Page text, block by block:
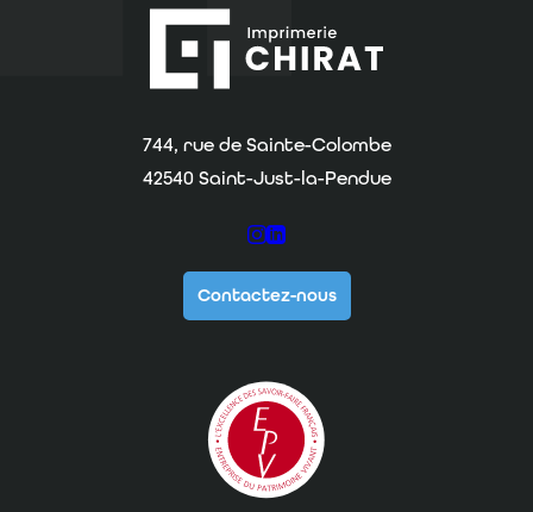
744, rue de Sainte-Colombe
42540 Saint-Just-la-Pendue
Suivez-nous sur Instagram
Suivez-nous sur Linkedin
Contactez-nous